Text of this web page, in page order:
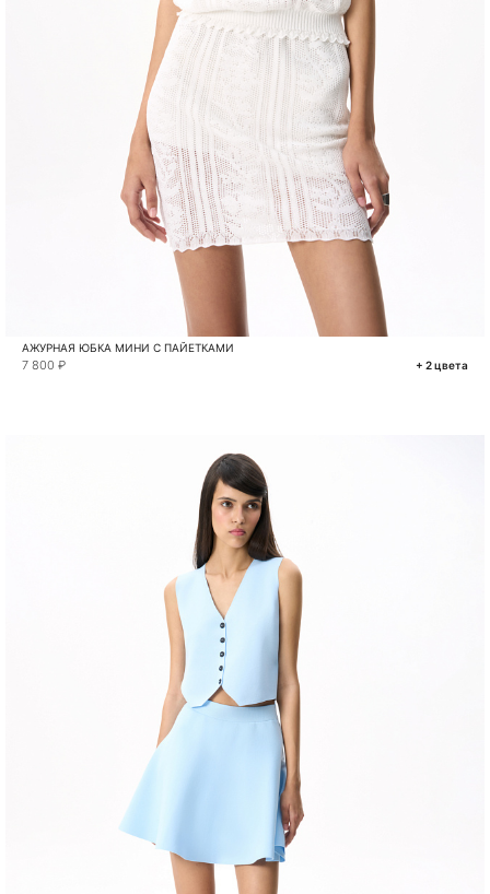
АЖУРНАЯ ЮБКА МИНИ С ПАЙЕТКАМИ
7 800 ₽ + 2 цвета